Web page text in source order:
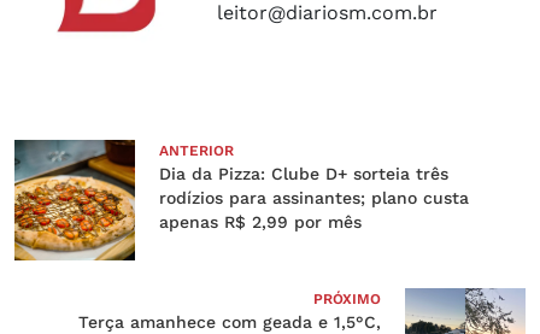
leitor@diariosm.com.br
ANTERIOR
Dia da Pizza: Clube D+ sorteia três
rodízios para assinantes; plano custa
apenas R$ 2,99 por mês
PRÓXIMO
Terça amanhece com geada e 1,5°C,